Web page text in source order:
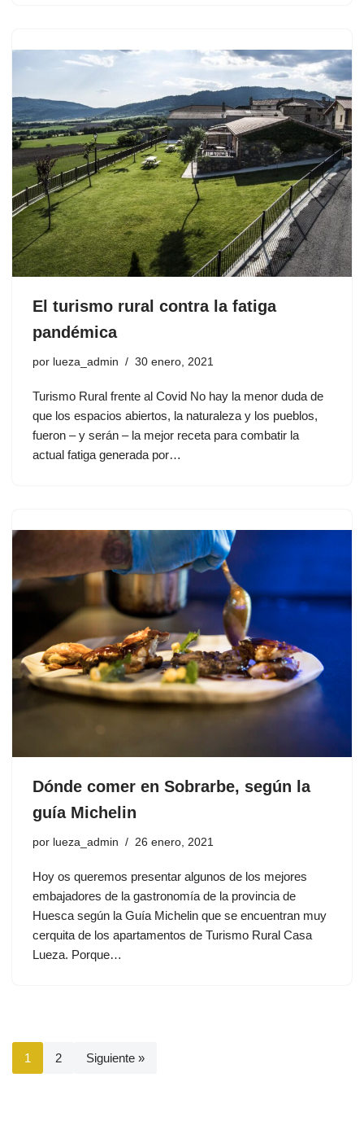
El turismo rural contra la fatiga
pandémica
por lueza_admin 30 enero, 2021
Turismo Rural frente al Covid No hay la menor duda de
que los espacios abiertos, la naturaleza y los pueblos,
fueron – y serán – la mejor receta para combatir la
actual fatiga generada por…
Dónde comer en Sobrarbe, según la
guía Michelin
por lueza_admin 26 enero, 2021
Hoy os queremos presentar algunos de los mejores
embajadores de la gastronomía de la provincia de
Huesca según la Guía Michelin que se encuentran muy
cerquita de los apartamentos de Turismo Rural Casa
Lueza. Porque…
1 2 Siguiente »